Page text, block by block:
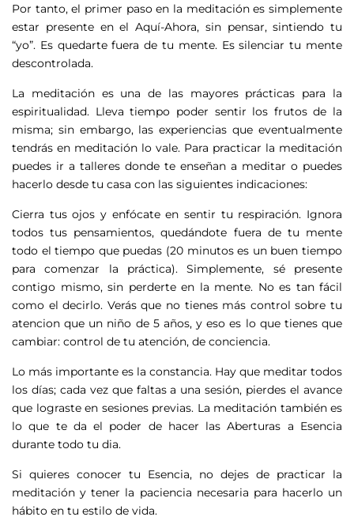
Por tanto, el primer paso en la meditación es simplemente
estar presente en el Aquí-Ahora, sin pensar, sintiendo tu
“yo”. Es quedarte fuera de tu mente. Es silenciar tu mente
descontrolada.
La meditación es una de las mayores prácticas para la
espiritualidad. Lleva tiempo poder sentir los frutos de la
misma; sin embargo, las experiencias que eventualmente
tendrás en meditación lo vale. Para practicar la meditación
puedes ir a talleres donde te enseñan a meditar o puedes
hacerlo desde tu casa con las siguientes indicaciones:
Cierra tus ojos y enfócate en sentir tu respiración. Ignora
todos tus pensamientos, quedándote fuera de tu mente
todo el tiempo que puedas (20 minutos es un buen tiempo
para comenzar la práctica). Simplemente, sé presente
contigo mismo, sin perderte en la mente. No es tan fácil
como el decirlo. Verás que no tienes más control sobre tu
atencion que un niño de 5 años, y eso es lo que tienes que
cambiar: control de tu atención, de conciencia.
Lo más importante es la constancia. Hay que meditar todos
los días; cada vez que faltas a una sesión, pierdes el avance
que lograste en sesiones previas. La meditación también es
lo que te da el poder de hacer las Aberturas a Esencia
durante todo tu dia.
Si quieres conocer tu Esencia, no dejes de practicar la
meditación y tener la paciencia necesaria para hacerlo un
hábito en tu estilo de vida.